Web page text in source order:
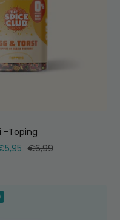
-Toping
Normaler
€6,99